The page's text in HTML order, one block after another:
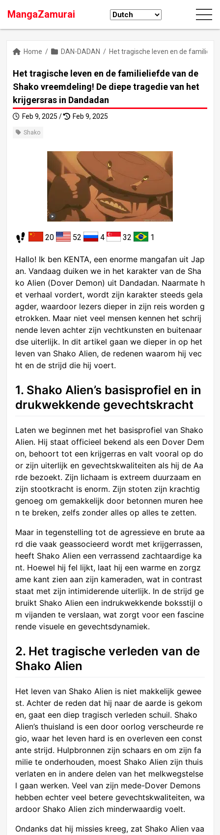
MangaZamurai
Home / DAN-DADAN / Het tragische leven en de
Het tragische leven en de familieliefde van de
Shako vreemdeling! De diepe tragedie van het
krijgersras in Dandadan
Feb 9, 2025 / Feb 9, 2025
Shako
20 52 4 32 1
Hallo! Ik ben KENTA, een enorme mangafan uit Jap
an. Vandaag duiken we in het karakter van de Sha
ko Alien (Dover Demon) uit Dandadan. Naarmate h
et verhaal vordert, wordt zijn karakter steeds gela
agder, waardoor lezers dieper in zijn reis worden g
etrokken. Maar niet veel mensen kennen het schrij
nende leven achter zijn vechtkunsten en buitenaar
dse uiterlijk. In dit artikel gaan we dieper in op het
leven van Shako Alien, de redenen waarom hij vec
ht en de strijd die hij voert.
1. Shako Alien’s basisprofiel en in
drukwekkende gevechtskracht
Laten we beginnen met het basisprofiel van Shako
Alien. Hij staat officieel bekend als een Dover Dem
on, behoort tot een krijgerras en valt vooral op do
or zijn uiterlijk en gevechtskwaliteiten als hij de Aa
rde bezoekt. Zijn lichaam is extreem duurzaam en
zijn stootkracht is enorm. Zijn stoten zijn krachtig
genoeg om gemakkelijk door betonnen muren hee
n te breken, zelfs zonder alles op alles te zetten.
Maar in tegenstelling tot de agressieve en brute aa
rd die vaak geassocieerd wordt met krijgerrassen,
heeft Shako Alien een verrassend zachtaardige ka
nt. Hoewel hij fel lijkt, laat hij een warme en zorgz
ame kant zien aan zijn kameraden, wat in contrast
staat met zijn intimiderende uiterlijk. In de strijd ge
bruikt Shako Alien een indrukwekkende boksstijl o
m vijanden te verslaan, wat zorgt voor een fascine
rende visuele en gevechtsdynamiek.
2. Het tragische verleden van de
Shako Alien
Het leven van Shako Alien is niet makkelijk gewee
st. Achter de reden dat hij naar de aarde is gekom
en, gaat een diep tragisch verleden schuil. Shako
Alien’s thuisland is een door oorlog verscheurde re
gio, waar het leven hard is en overleven een const
ante strijd. Hulpbronnen zijn schaars en om zijn fa
milie te onderhouden, moest Shako Alien zijn thuis
verlaten en in andere delen van het melkwegstelse
l gaan werken. Veel van zijn mede-Dover Demons
hebben echter veel betere gevechtskwaliteiten, wa
ardoor Shako Alien zich minderwaardig voelt.
Ondanks dat hij missies kreeg, zat Shako Alien vaa